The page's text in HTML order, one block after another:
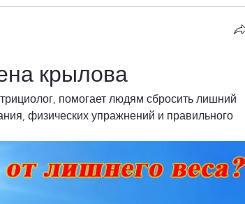
крылова
помогает людям сбросить лишний
физических упражнений и правильного